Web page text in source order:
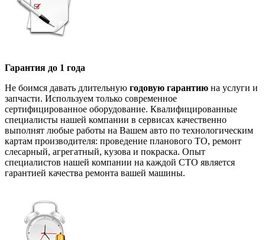
Гарантия до 1 года
Не боимся давать длительную годовую гарантию на услуги и
запчасти. Используем только современное
сертифицированное оборудование. Квалифицированные
специалисты нашей компании в сервисах качественно
выполнят любые работы на Вашем авто по технологическим
картам производителя: проведение планового ТО, ремонт
слесарный, агрегатный, кузова и покраска. Опыт
специалистов нашей компании на каждой СТО является
гарантией качества ремонта вашей машины.